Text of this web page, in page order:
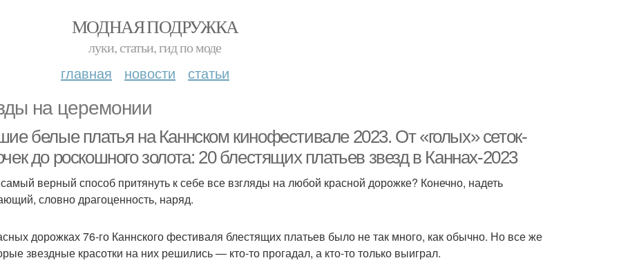
МОДНАЯ ПОДРУЖКА
луки, статьи, гид по моде
главная новости статьи
на церемонии
белые платья на Каннском кинофестивале 2023. От «голых» сеток-
до роскошного золота: 20 блестящих платьев звезд в Каннах-2023
верный способ притянуть к себе все взгляды на любой красной дорожке? Конечно, надеть
словно драгоценность, наряд.
дорожках 76-го Каннского фестиваля блестящих платьев было не так много, как обычно. Но все же
звездные красотки на них решились — кто-то прогадал, а кто-то только выиграл.